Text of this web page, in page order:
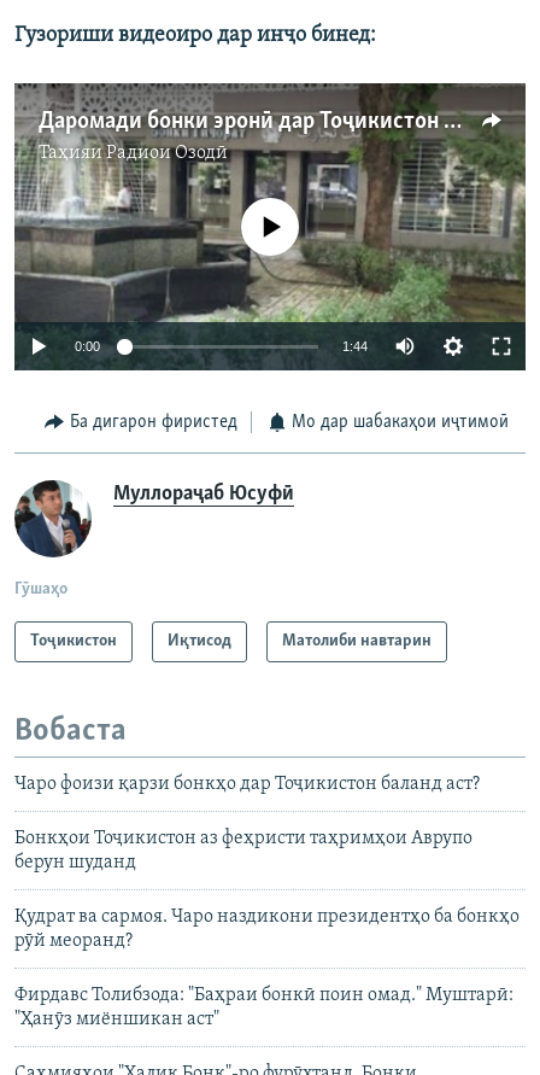
Гузориши видеоиро дар инҷо бинед:
Даромади бонки эронӣ дар Тоҷикистон кам шудааст
ТаҳияиРадиои Озодӣ
Феълан кор намекунад
0:00 1:44
360p
Ба дигарон фиристед Мо дар шабакаҳои иҷтимоӣ
Муллораҷаб Юсуфӣ
Гӯшаҳо
Тоҷикистон Иқтисод Матолиби навтарин
Вобаста
Чаро фоизи қарзи бонкҳо дар Тоҷикистон баланд аст?
Бонкҳои Тоҷикистон аз феҳристи таҳримҳои Аврупо
берун шуданд
Қудрат ва сармоя. Чаро наздикони президентҳо ба бонкҳо
рӯй меоранд?
Фирдавс Толибзода: "Баҳраи бонкӣ поин омад." Муштарӣ:
"Ҳанӯз миёншикан аст"